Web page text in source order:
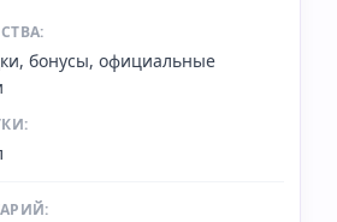
бонусы, официальные